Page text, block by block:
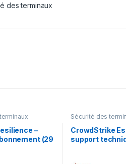
des terminaux
–
(29
Sécurité des
CrowdStrike
support